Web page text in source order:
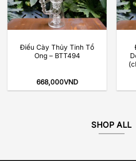
Điếu Cày Thủy Tinh Tổ
Ong – BTT494
668,000VND
SHOP ALL